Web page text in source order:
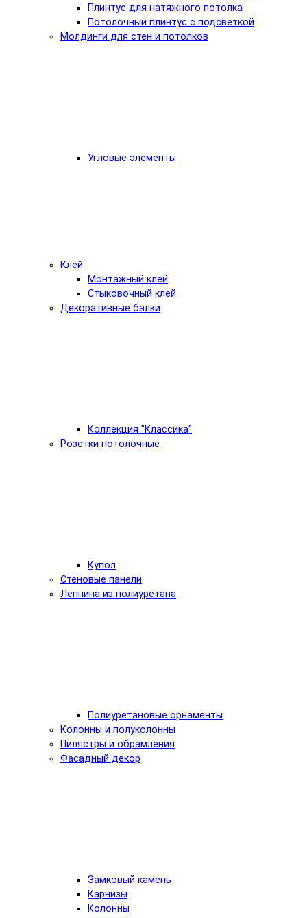
Плинтус для натяжного потолка
Потолочный плинтус с подсветкой
Молдинги для стен и потолков
Угловые элементы
Клей
Монтажный клей
Стыковочный клей
Декоративные балки
Коллекция "Классика"
Розетки потолочные
Купол
Стеновые панели
Лепнина из полиуретана
Полиуретановые орнаменты
Колонны и полуколонны
Пилястры и обрамления
Фасадный декор
Замковый камень
Карнизы
Колонны